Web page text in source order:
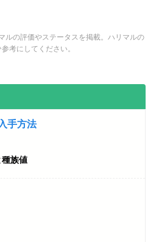
ルの評価やステータスを掲載。ハリマルの
考にしてください。
手方法
族値